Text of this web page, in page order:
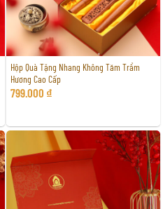
Hộp Quà Tặng Nhang Không Tăm Trầm
Hương Cao Cấp
799.000 ₫